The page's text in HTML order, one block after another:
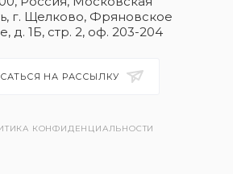
г. Щелково, Фряновское
д. 1Б, стр. 2, оф. 203-204
НА РАССЫЛКУ
КОНФИДЕНЦИАЛЬНОСТИ